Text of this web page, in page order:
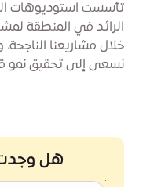
تأسست استوديوهات
الرائد في المنطقة
خلال مشاريعنا الناجحة،
نسعى إلى تحقيق نمو
هل وجدت